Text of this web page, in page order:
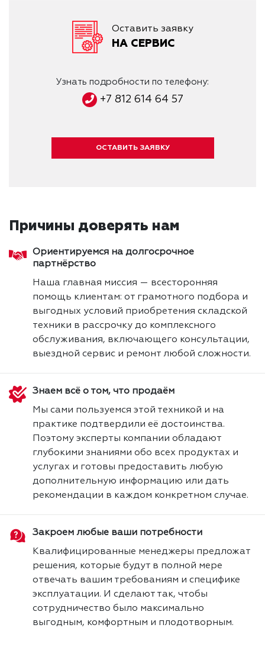
Оставить заявку
НА СЕРВИС
Узнать подробности по телефону:
+7 812 614 64 57
ОСТАВИТЬ ЗАЯВКУ
Причины доверять нам
Ориентируемся на долгосрочное
партнёрство
Наша главная миссия — всесторонняя
помощь клиентам: от грамотного подбора и
выгодных условий приобретения складской
техники в рассрочку до комплексного
обслуживания, включающего консультации,
выездной сервис и ремонт любой сложности.
Знаем всё о том, что продаём
Мы сами пользуемся этой техникой и на
практике подтвердили её достоинства.
Поэтому эксперты компании обладают
глубокими знаниями обо всех продуктах и
услугах и готовы предоставить любую
дополнительную информацию или дать
рекомендации в каждом конкретном случае.
Закроем любые ваши потребности
Квалифицированные менеджеры предложат
решения, которые будут в полной мере
отвечать вашим требованиям и специфике
эксплуатации. И сделают так, чтобы
сотрудничество было максимально
выгодным, комфортным и плодотворным.